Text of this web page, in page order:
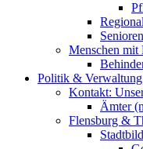
Menschen mit
Politik & Verwaltung
Kontakt:
Ämter
Flensburg &